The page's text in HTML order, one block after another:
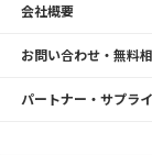
会社概要
お問い合わせ・無料
パートナー・サプラ